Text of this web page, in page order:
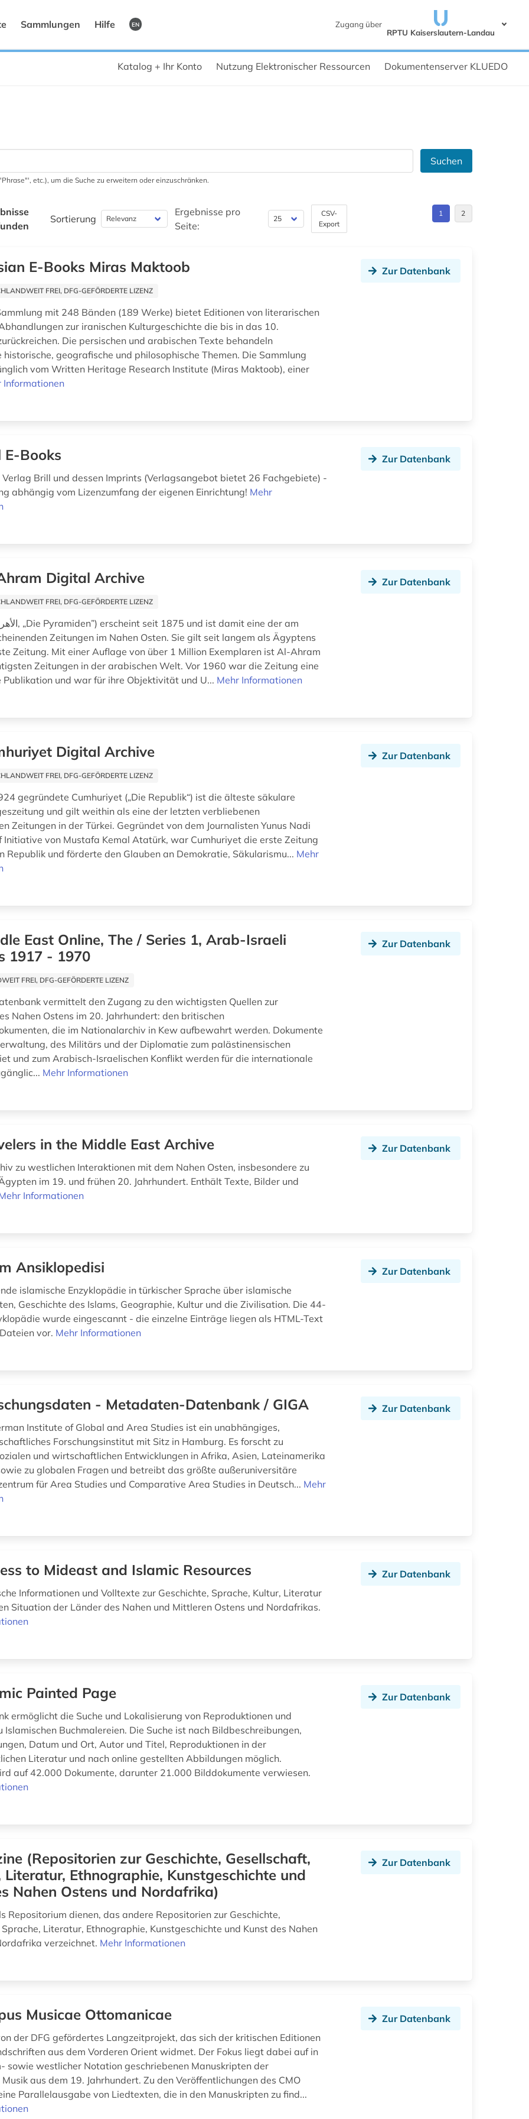
Sammlungen Hilfe EN
Zugang über
RPTU Kaiserslautern-Landau
Katalog + Ihr Konto Nutzung Elektronischer Ressourcen Dokumentenserver KLUEDO
Suchen
etc.), um die Suche zu erweitern oder einzuschränken.
Sortierung
Ergebnisse pro
Seite:
CSV-
Export
1 2
E-Books Miras Maktoob
FREI, DFG-GEFÖRDERTE LIZENZ
mit 248 Bänden (189 Werke) bietet Editionen von literarischen
zur iranischen Kulturgeschichte die bis in das 10.
Die persischen und arabischen Texte behandeln
historische, geografische und philosophische Themen. Die Sammlung
vom Written Heritage Research Institute (Miras Maktoob), einer
Informationen
Zur Datenbank
E-Books
Verlag Brill und dessen Imprints (Verlagsangebot bietet 26 Fachgebiete) -
abhängig vom Lizenzumfang der eigenen Einrichtung! Mehr
Zur Datenbank
Digital Archive
FREI, DFG-GEFÖRDERTE LIZENZ
Zeitungen im Nahen Osten. Sie gilt seit langem als Ägyptens
Zeitung. Mit einer Auflage von über 1 Million Exemplaren ist Al-Ahram
Zeitungen in der arabischen Welt. Vor 1960 war die Zeitung eine
Publikation und war für ihre Objektivität und U... Mehr Informationen
Zur Datenbank
Digital Archive
FREI, DFG-GEFÖRDERTE LIZENZ
gegründete Cumhuriyet („Die Republik“) ist die älteste säkulare
und gilt weithin als eine der letzten verbliebenen
Zeitungen in der Türkei. Gegründet von dem Journalisten Yunus Nadi
Initiative von Mustafa Kemal Atatürk, war Cumhuriyet die erste Zeitung
Republik und förderte den Glauben an Demokratie, Säkularismu... Mehr
Zur Datenbank
East Online, The / Series 1, Arab-Israeli
1917 - 1970
FREI, DFG-GEFÖRDERTE LIZENZ
vermittelt den Zugang zu den wichtigsten Quellen zur
Nahen Ostens im 20. Jahrhundert: den britischen
die im Nationalarchiv in Kew aufbewahrt werden. Dokumente
des Militärs und der Diplomatie zum palästinensischen
und zum Arabisch-Israelischen Konflikt werden für die internationale
Mehr Informationen
Zur Datenbank
in the Middle East Archive
zu westlichen Interaktionen mit dem Nahen Osten, insbesondere zu
im 19. und frühen 20. Jahrhundert. Enthält Texte, Bilder und
Informationen
Zur Datenbank
Ansiklopedisi
islamische Enzyklopädie in türkischer Sprache über islamische
Geschichte des Islams, Geographie, Kultur und die Zivilisation. Die 44-
wurde eingescannt - die einzelne Einträge liegen als HTML-Text
vor. Mehr Informationen
Zur Datenbank
- Metadaten-Datenbank / GIGA
Institute of Global and Area Studies ist ein unabhängiges,
Forschungsinstitut mit Sitz in Hamburg. Es forscht zu
und wirtschaftlichen Entwicklungen in Afrika, Asien, Lateinamerika
zu globalen Fragen und betreibt das größte außeruniversitäre
für Area Studies und Comparative Area Studies in Deutsch... Mehr
Zur Datenbank
to Mideast and Islamic Resources
Informationen und Volltexte zur Geschichte, Sprache, Kultur, Literatur
Situation der Länder des Nahen und Mittleren Ostens und Nordafrikas.
Zur Datenbank
Painted Page
ermöglicht die Suche und Lokalisierung von Reproduktionen und
Islamischen Buchmalereien. Die Suche ist nach Bildbeschreibungen,
Datum und Ort, Autor und Titel, Reproduktionen in der
Literatur und nach online gestellten Abbildungen möglich.
auf 42.000 Dokumente, darunter 21.000 Bilddokumente verwiesen.
Zur Datenbank
(Repositorien zur Geschichte, Gesellschaft,
Literatur, Ethnographie, Kunstgeschichte und
Nahen Ostens und Nordafrika)
Repositorium dienen, das andere Repositorien zur Geschichte,
Literatur, Ethnographie, Kunstgeschichte und Kunst des Nahen
verzeichnet. Mehr Informationen
Zur Datenbank
Musicae Ottomanicae
der DFG gefördertes Langzeitprojekt, das sich der kritischen Editionen
aus dem Vorderen Orient widmet. Der Fokus liegt dabei auf in
sowie westlicher Notation geschriebenen Manuskripten der
aus dem 19. Jahrhundert. Zu den Veröffentlichungen des CMO
Parallelausgabe von Liedtexten, die in den Manuskripten zu find...
Zur Datenbank